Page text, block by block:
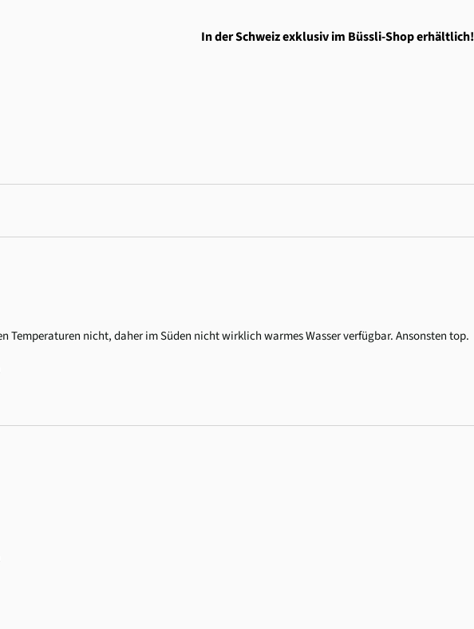
In der Schweiz exklusiv im Büssli-Shop erhältlich!
Temperaturen nicht, daher im Süden nicht wirklich warmes Wasser verfügbar. Ansonsten top.